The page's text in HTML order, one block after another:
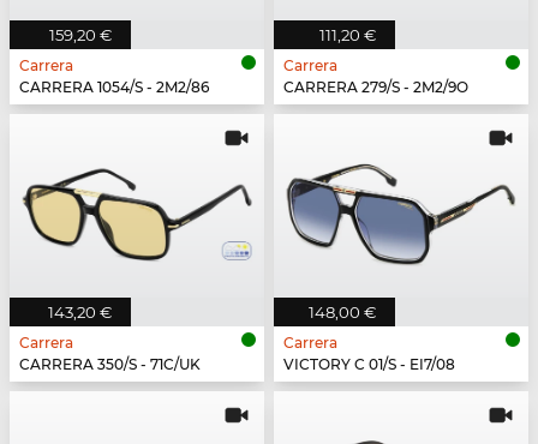
159,20 €
Carrera
CARRERA 1054/S - 2M2/86
111,20 €
Carrera
CARRERA 279/S - 2M2/9O
143,20 €
Carrera
CARRERA 350/S - 71C/UK
148,00 €
Carrera
VICTORY C 01/S - EI7/08